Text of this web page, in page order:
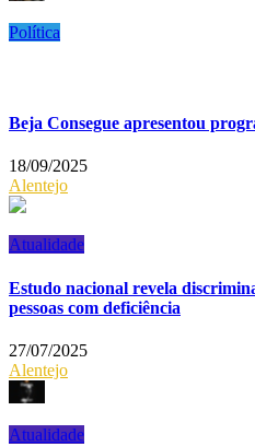
Política
Beja Consegue apresentou
18/09/2025
Alentejo
Atualidade
Estudo nacional revela
pessoas com deficiência
27/07/2025
Alentejo
Atualidade